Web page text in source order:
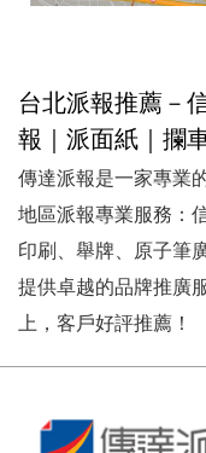
台北派報推薦－
報｜派面紙｜攔
傳達派報是一家專業
地區派報專業服務：
印刷、舉牌、原子筆
提供卓越的品牌推廣
上，客戶好評推薦！